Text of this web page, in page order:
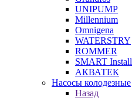
UNIPUMP
Millennium
Omnigena
WATERSTRY
ROMMER
SMART Install
АКВАТЕК
Насосы колодезные
Назад